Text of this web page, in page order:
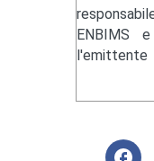
ENBIMS
l'emittente